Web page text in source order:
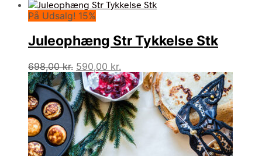
På Udsalg! 15%
Juleophæng Str Tykkelse Stk
698,00kr. Den
oprindelige
pris
var:
698,00 kr..
590,00 kr.
aktuelle
pris
er:
590,00 kr..